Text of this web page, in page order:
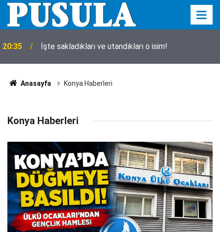
20:35 İşte sakladıkları ve utandıkları o isim!
Anasayfa Konya Haberleri
Konya Haberleri